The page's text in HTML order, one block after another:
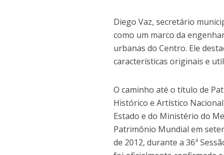
Diego Vaz, secretário
como um marco da
urbanas do Centro. Ele
características originais e
O caminho até o título de
Histórico e Artístico
Estado e do Ministério do
Patrimônio Mundial em
de 2012, durante a 36ª